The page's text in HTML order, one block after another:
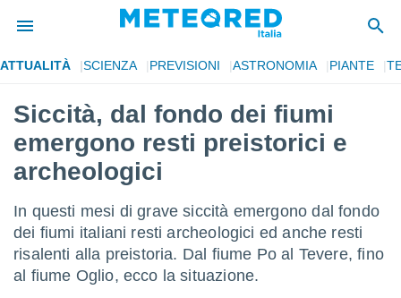
di
per
le
di
ATTUALITÀ SCIENZA PREVISIONI ASTRONOMIA PIANTE
Siccità, dal fondo dei fiumi
emergono resti preistorici e
archeologici
In questi mesi di grave siccità emergono dal fondo
dei fiumi italiani resti archeologici ed anche resti
risalenti alla preistoria. Dal fiume Po al Tevere, fino
al fiume Oglio, ecco la situazione.